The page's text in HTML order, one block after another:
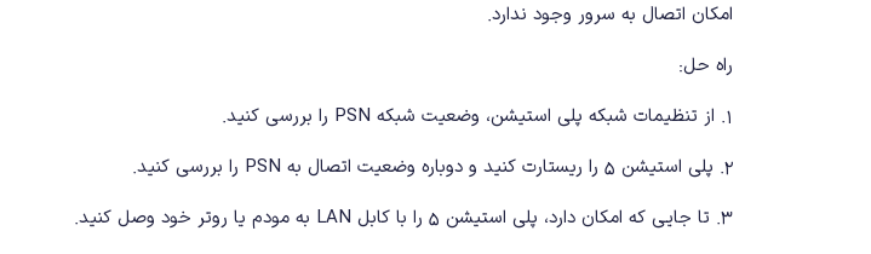
امکان اتصال به سرور وجود ندارد.
راه حل:
۱. از تنظیمات شبکه پلی استیشن، وضعیت شبکه PSN را بررسی کنید.
۲. پلی استیشن 5 را ریستارت کنید و دوباره وضعیت اتصال به PSN را بررسی کنید.
۳. تا جایی که امکان دارد، پلی استیشن 5 را با کابل LAN به مودم یا روتر خود وصل کنید.